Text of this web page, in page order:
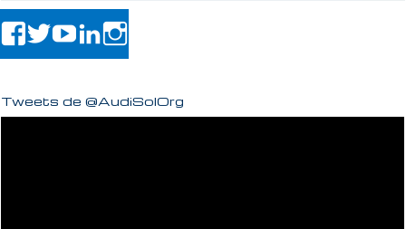
Tweets de @AudiSolOrg